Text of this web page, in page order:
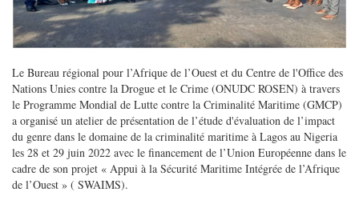
Le Bureau régional pour l’Afrique de l’Ouest et du Centre de l'Office des
Nations Unies contre la Drogue et le Crime (ONUDC ROSEN) à travers
le Programme Mondial de Lutte contre la Criminalité Maritime (GMCP)
a organisé un atelier de présentation de l’étude d'évaluation de l’impact
du genre dans le domaine de la criminalité maritime à Lagos au Nigeria
les 28 et 29 juin 2022 avec le financement de l’Union Européenne dans le
cadre de son projet « Appui à la Sécurité Maritime Intégrée de l’Afrique
de l’Ouest » ( SWAIMS).